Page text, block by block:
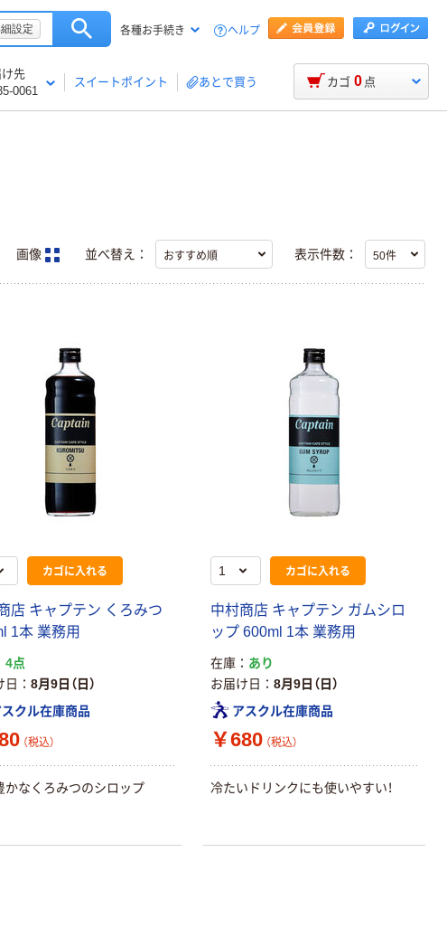
設定 各種お手続き ヘルプ
先
0061
スイートポイント あとで買う カゴ 0 点
画像 並べ替え： 表示件数：
カゴに入れる
店 キャプテン くろみつ
1本 業務用
4点
日
8月9日（日）
スクル在庫商品
（税込）
かなくろみつのシロップ
カゴに入れる
中村商店 キャプテン ガムシロ
ップ 600ml 1本 業務用
在庫
あり
お届け日
8月9日（日）
アスクル在庫商品
￥680 （税込）
冷たいドリンクにも使いやすい！